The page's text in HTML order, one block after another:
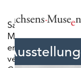
Sachsens-
Museen-
entdecken.de
verwendet